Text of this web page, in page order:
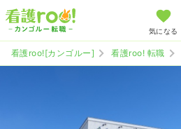
気になる
看護roo![カンゴルー] 看護roo! 転職